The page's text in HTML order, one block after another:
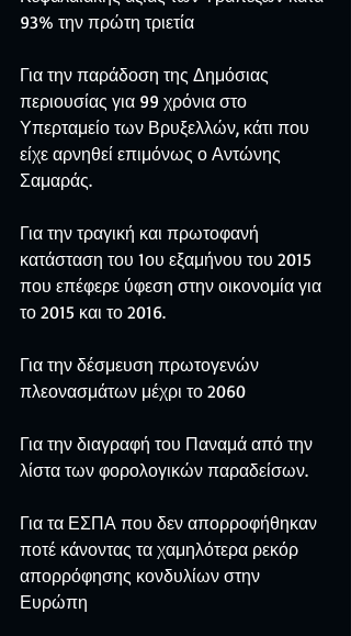
93% την πρώτη τριετία
Για την παράδοση της Δημόσιας
περιουσίας για 99 χρόνια στο
Υπερταμείο των Βρυξελλών, κάτι που
είχε αρνηθεί επιμόνως ο Αντώνης
Σαμαράς.
Για την τραγική και πρωτοφανή
κατάσταση του 1ου εξαμήνου του 2015
που επέφερε ύφεση στην οικονομία για
το 2015 και το 2016.
Για την δέσμευση πρωτογενών
πλεονασμάτων μέχρι το 2060
Για την διαγραφή του Παναμά από την
λίστα των φορολογικών παραδείσων.
Για τα ΕΣΠΑ που δεν απορροφήθηκαν
ποτέ κάνοντας τα χαμηλότερα ρεκόρ
απορρόφησης κονδυλίων στην
Ευρώπη